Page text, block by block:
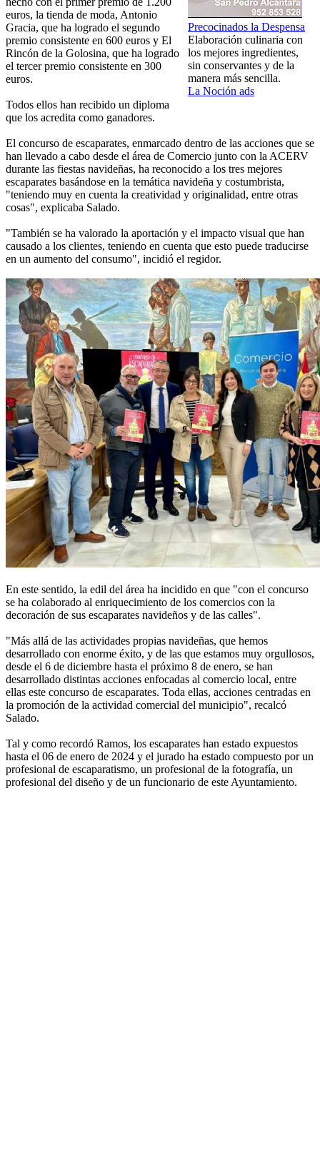
Precocinados la Despensa
Elaboración culinaria con
los mejores ingredientes,
sin conservantes y de la
manera más sencilla.
La Noción ads
euros, la tienda de moda, Antonio
Gracia, que ha logrado el segundo
premio consistente en 600 euros y El
Rincón de la Golosina, que ha logrado
el tercer premio consistente en 300
euros.
Todos ellos han recibido un diploma
que los acredita como ganadores.
El concurso de escaparates, enmarcado dentro de las acciones que se
han llevado a cabo desde el área de Comercio junto con la ACERV
durante las fiestas navideñas, ha reconocido a los tres mejores
escaparates basándose en la temática navideña y costumbrista,
"teniendo muy en cuenta la creatividad y originalidad, entre otras
cosas", explicaba Salado.
"También se ha valorado la aportación y el impacto visual que han
causado a los clientes, teniendo en cuenta que esto puede traducirse
en un aumento del consumo", incidió el regidor.
En este sentido, la edil del área ha incidido en que "con el concurso
se ha colaborado al enriquecimiento de los comercios con la
decoración de sus escaparates navideños y de las calles".
"Más allá de las actividades propias navideñas, que hemos
desarrollado con enorme éxito, y de las que estamos muy orgullosos,
desde el 6 de diciembre hasta el próximo 8 de enero, se han
desarrollado distintas acciones enfocadas al comercio local, entre
ellas este concurso de escaparates. Toda ellas, acciones centradas en
la promoción de la actividad comercial del municipio", recalcó
Salado.
Tal y como recordó Ramos, los escaparates han estado expuestos
hasta el 06 de enero de 2024 y el jurado ha estado compuesto por un
profesional de escaparatismo, un profesional de la fotografía, un
profesional del diseño y de un funcionario de este Ayuntamiento.